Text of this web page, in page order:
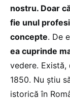
nostru. Doar
fie unul
concepte. De
ea cuprinde
vedere.
1850. Nu știu
istorică în